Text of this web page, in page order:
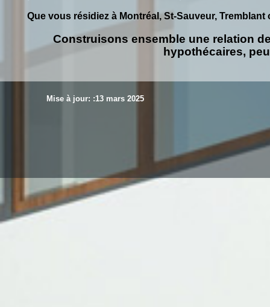
Que vous résidiez à Montréal, St-Sauveur,
Construisons ensemble une relation
hypothécaires,
Mise à jour: :13 mars 2025